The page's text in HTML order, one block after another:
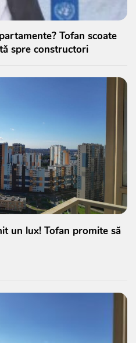
Tofan scoate
spre constructori
un lux! Tofan promite să